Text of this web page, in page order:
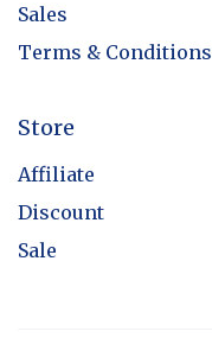
Sales
Terms & Conditions
Store
Affiliate
Discount
Sale